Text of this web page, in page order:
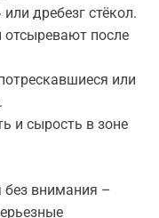
дребезг стёкол.
после
или
и сырость в зоне
без внимания –